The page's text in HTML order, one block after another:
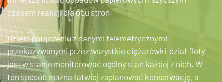
czasem reakcji dla obu stron.
Dzięki połączeniu z danymi telemetrycznymi
przekazywanymi przez wszystkie ciężarówki, dział floty
jest w stanie monitorować ogólny stan każdej z nich. W
ten sposób można łatwiej zaplanować konserwację, a